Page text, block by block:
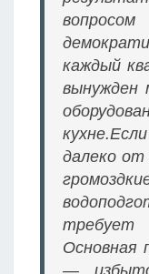
каждый
вынужден
далеко
требует
Основная
—